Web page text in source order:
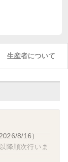
生産者について
8/16）
降順次行いま